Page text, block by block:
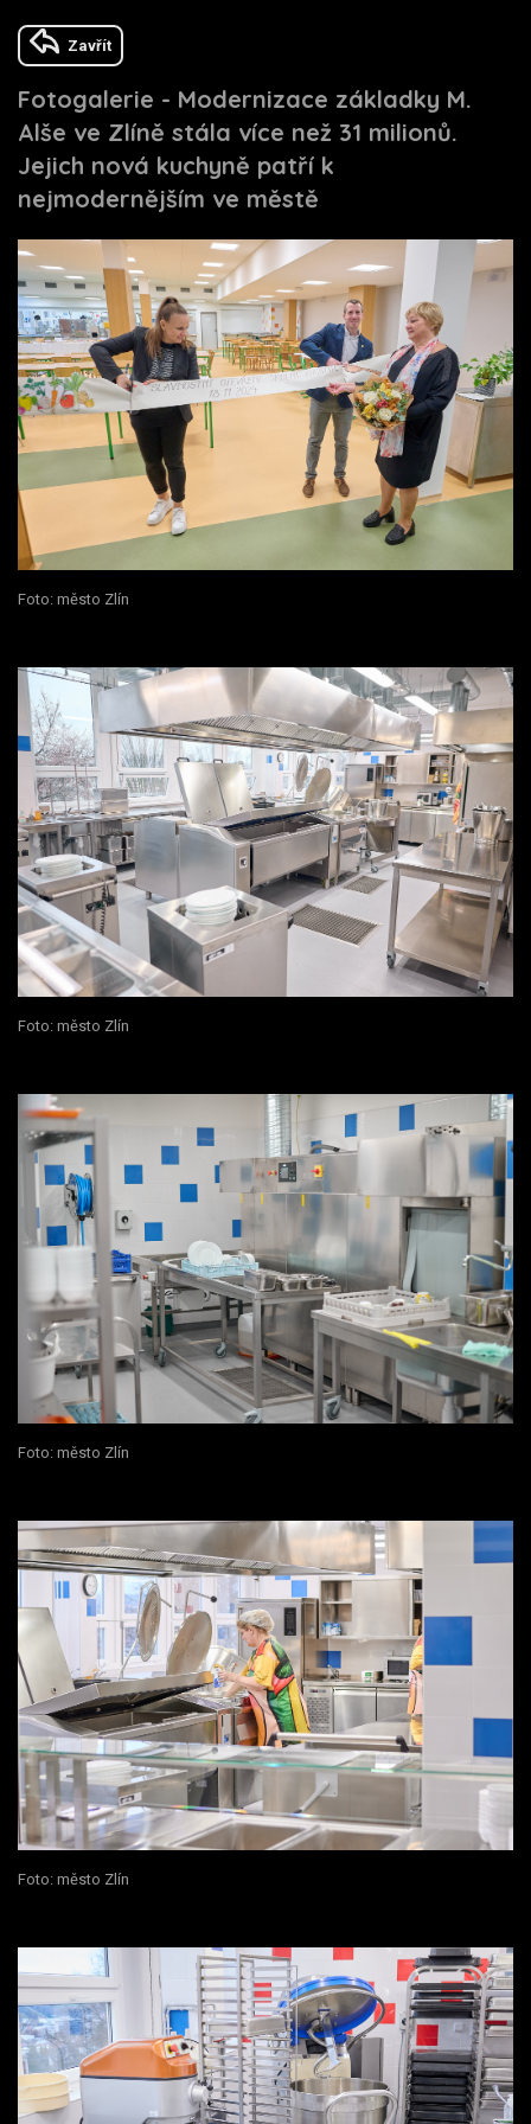
Zavřít
Fotogalerie - Modernizace základky M.
Alše ve Zlíně stála více než 31 milionů.
Jejich nová kuchyně patří k
nejmodernějším ve městě
Foto: město Zlín
Foto: město Zlín
Foto: město Zlín
Foto: město Zlín